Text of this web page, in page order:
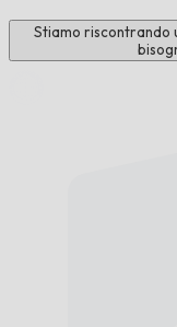
Stiamo riscontrando